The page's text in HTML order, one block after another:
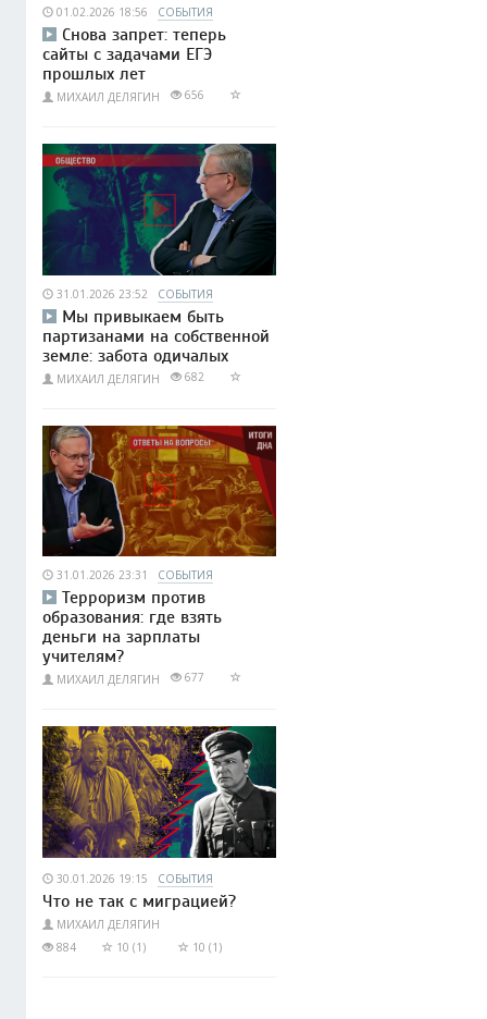
01.02.2026 18:56 СОБЫТИЯ
Снова запрет: теперь
сайты с задачами ЕГЭ
прошлых лет
МИХАИЛ ДЕЛЯГИН 656
31.01.2026 23:52 СОБЫТИЯ
Мы привыкаем быть
партизанами на собственной
земле: забота одичалых
МИХАИЛ ДЕЛЯГИН 682
31.01.2026 23:31 СОБЫТИЯ
Терроризм против
образования: где взять
деньги на зарплаты
учителям?
МИХАИЛ ДЕЛЯГИН 677
30.01.2026 19:15 СОБЫТИЯ
Что не так с миграцией?
МИХАИЛ ДЕЛЯГИН
884
10 (1) 10 (1)